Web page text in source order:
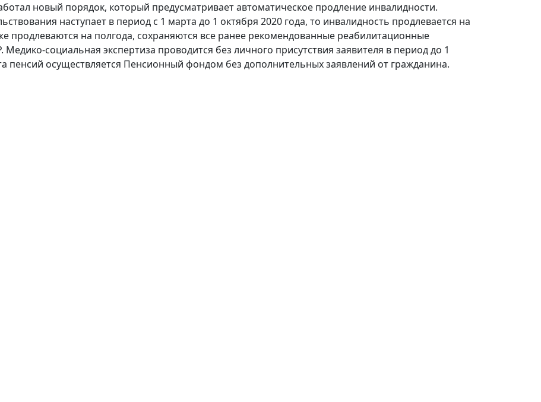
новый порядок, который предусматривает автоматическое продление инвалидности.
наступает в период с 1 марта до 1 октября 2020 года, то инвалидность продлевается на
продлеваются на полгода, сохраняются все ранее рекомендованные реабилитационные
социальная экспертиза проводится без личного присутствия заявителя в период до 1
пенсий осуществляется Пенсионный фондом без дополнительных заявлений от гражданина.